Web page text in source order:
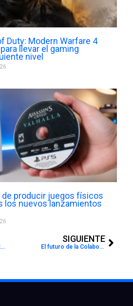
Duty: Modern Warfare 4
llevar el gaming
nivel
de producir juegos físicos
los nuevos lanzamientos
Desde el RANSecurity tour
SIGUIENTE
El futuro de la Colaboración y las hojas de ruta de Skype for Business y Teams